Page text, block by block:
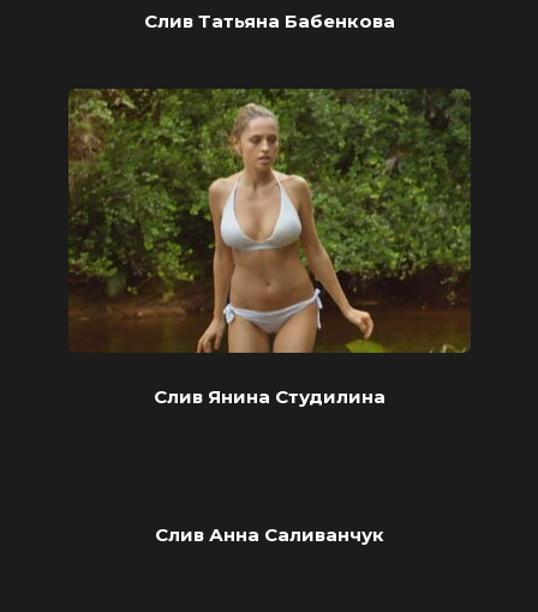
Слив Татьяна Бабенкова
Слив Янина Студилина
Слив Анна Саливанчук